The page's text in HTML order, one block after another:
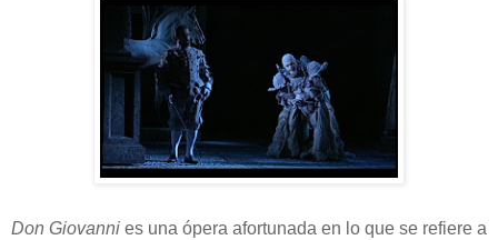
Don Giovanni es una ópera afortunada en lo que se refiere a